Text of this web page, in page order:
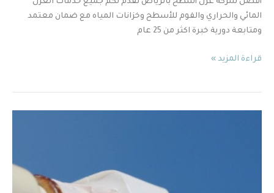
أفضل شركة عزل أسطح بالرياض تقدم لكم جميع خدمات العزل
المائي والحراري والفوم للأسطح وخزانات المياه مع ضمان معتمد
ومتابعة دورية خبرة اكثر من 25 عام
قراءة المزيد »